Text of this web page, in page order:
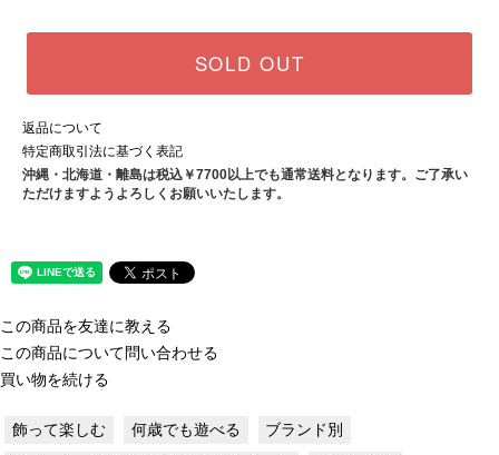
SOLD OUT
返品について
特定商取引法に基づく表記
沖縄・北海道・離島は税込￥7700以上でも通常送料となります。ご了承い
ただけますようよろしくお願いいたします。
この商品を友達に教える
この商品について問い合わせる
買い物を続ける
飾って楽しむ 何歳でも遊べる ブランド別